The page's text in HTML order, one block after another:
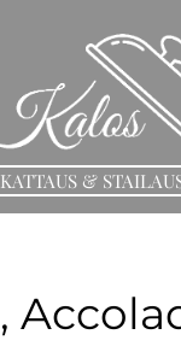
KATTAUS &